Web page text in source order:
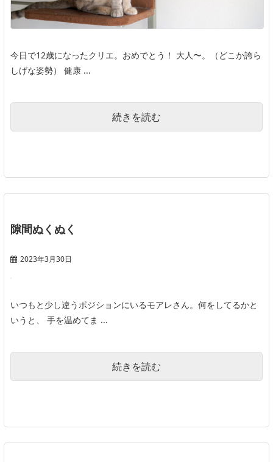
今日で12歳になったクリエ。おめでとう！ 大人〜。（どこか誇ら
しげな姿勢） 健康 ...
続きを読む
隙間ぬくぬく
2023年3月30日
いつもと少し違うポジションにいるモアレさん。何をしてるかと
いうと、 手を温めてま ...
続きを読む